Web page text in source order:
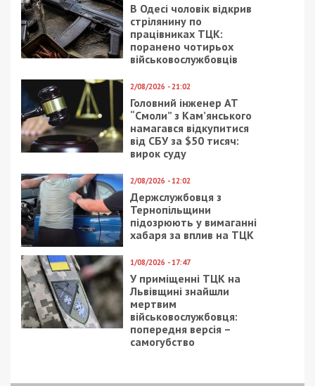
В Одесі чоловік відкрив
стрілянину по
працівниках ТЦК:
поранено чотирьох
військовослужбовців
2/08/2026 - 21:02
Головний інженер АТ
“Смоли” з Кам’янського
намагався відкупитися
від СБУ за $50 тисяч:
вирок суду
2/08/2026 - 12:02
Держслужбовця з
Тернопільщини
підозрюють у вимаганні
хабаря за вплив на ТЦК
1/08/2026 - 17:47
У приміщенні ТЦК на
Львівщині знайшли
мертвим
військовослужбовця:
попередня версія –
самогубство